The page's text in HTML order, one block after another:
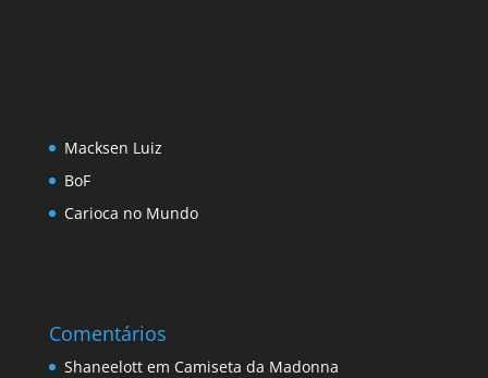
Macksen Luiz
BoF
Carioca no Mundo
Comentários
Shaneelottem Camiseta da Madonna